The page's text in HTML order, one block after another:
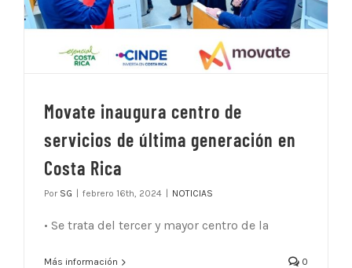
Movate inaugura centro de
servicios de última generación en
Costa Rica
Por SG | febrero 16th, 2024 | NOTICIAS
• Se trata del tercer y mayor centro de la
Más información 0